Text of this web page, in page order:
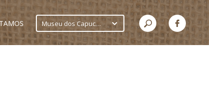
Museu dos Capuchinhos